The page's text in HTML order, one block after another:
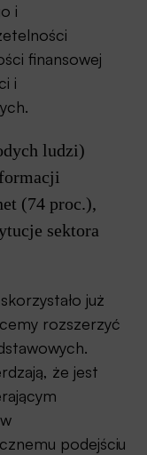
i
finansowej
i
ludzi)
(74 proc.),
sektora
już
rozszerzyć
że jest
podejściu